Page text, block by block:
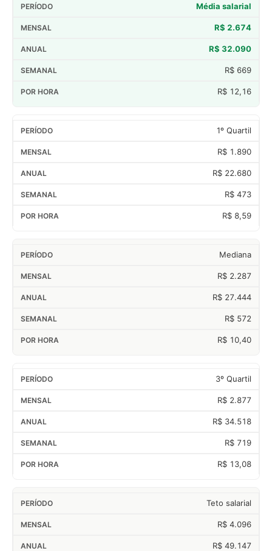
Média salarial
R$ 2.674
R$ 32.090
R$ 669
R$ 12,16
1º Quartil
R$ 1.890
R$ 22.680
R$ 473
R$ 8,59
Mediana
R$ 2.287
R$ 27.444
R$ 572
R$ 10,40
3º Quartil
R$ 2.877
R$ 34.518
R$ 719
R$ 13,08
Teto salarial
R$ 4.096
R$ 49.147